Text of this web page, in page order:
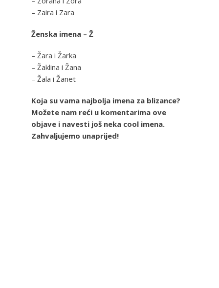
– Zaira i Zara
Ženska imena – Ž
– Žara i Žarka
– Žaklina i Žana
– Žala i Žanet
Koja su vama najbolja imena za blizance?
Možete nam reći u komentarima ove
objave i navesti još neka cool imena.
Zahvaljujemo unaprijed!